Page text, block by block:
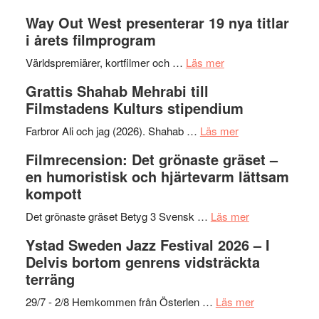
kväll
II
trailern
The
Files:
I
Want
Believe
–
Frankenshtey
med
Fox
och
Way Out West presenterar 19 nya titlar
i årets filmprogram
Världspremiärer, kortfilmer och … Läs merom
West
presenterar
nya
titlar
årets
Grattis Shahab Mehrabi till
Filmstadens Kulturs stipendium
Farbror Ali och jag (2026). Shahab … Läs merom
Shahab
Mehrabi
Filmstadens
stipendium
Filmrecension: Det grönaste gräset –
en humoristisk och hjärtevarm lättsam
kompott
Det grönaste gräset Betyg 3 Svensk … Läs merom
Det
grönaste
–
Ystad Sweden Jazz Festival 2026 – I
Delvis bortom genrens vidsträckta
terräng
29/7 - 2/8 Hemkommen från Österlen … Läs merom